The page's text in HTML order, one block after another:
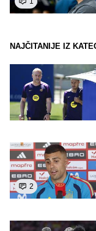
NAJČITANIJE IZ
2